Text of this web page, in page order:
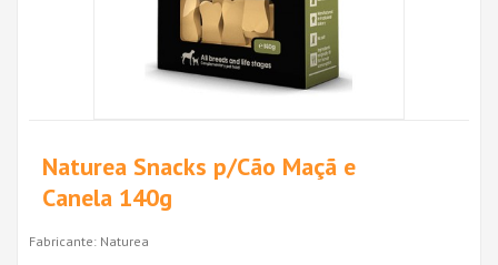
Naturea Snacks p/Cão Maçã e
Canela 140g
Fabricante: Naturea